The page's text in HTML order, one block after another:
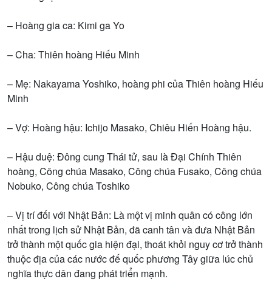
– Hoàng gia ca: Kimi ga Yo
– Cha: Thiên hoàng Hiếu Minh
– Mẹ: Nakayama Yoshiko, hoàng phi của Thiên hoàng Hiếu
Minh
– Vợ: Hoàng hậu: Ichijo Masako, Chiêu Hiến Hoàng hậu.
– Hậu duệ: Đông cung Thái tử, sau là Đại Chính Thiên
hoàng, Công chúa Masako, Công chúa Fusako, Công chúa
Nobuko, Công chúa Toshiko
– Vị trí đối với Nhật Bản: Là một vị minh quân có công lớn
nhất trong lịch sử Nhật Bản, đã canh tân và đưa Nhật Bản
trở thành một quốc gia hiện đại, thoát khỏi nguy cơ trở thành
thuộc địa của các nước đế quốc phương Tây giữa lúc chủ
nghĩa thực dân đang phát triển mạnh.